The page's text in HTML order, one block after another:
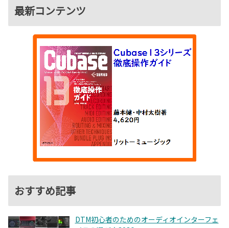
最新コンテンツ
おすすめ記事
DTM初心者のためのオーディオインターフェ